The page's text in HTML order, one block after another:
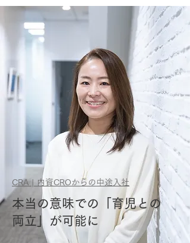
CRA | 内資CROからの中途入社
本当の意味での「育児との
両立」が可能に